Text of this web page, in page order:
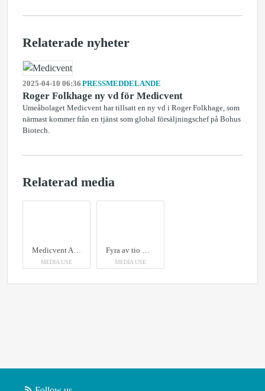
Relaterade nyheter
2025-04-10 06:36 PRESSMEDDELANDE
Roger Folkhage ny vd för Medicvent
Umeåbolaget Medicvent har tillsatt en ny vd i Roger Folkhage, som
närmast kommer från en tjänst som global försäljningschef på Bohus
Biotech.
Relaterad media
Medicvent AB har vunnit ett par stora uppdrag på sjukhus. Fr.v: Melker Persson, säljchef, Mattias Sandström, produktionschef, Sofia Lindgren, QA/RA, och Roger Folkhage, vd.
MEDIA USE
Fyra av tio Medicvent-anställda. Fr.v: Melker Persson, säljchef, Mattias Sandström, produktionschef, Sofia Lindgren, QA/RA, Roger Folkhage, vd.
MEDIA USE